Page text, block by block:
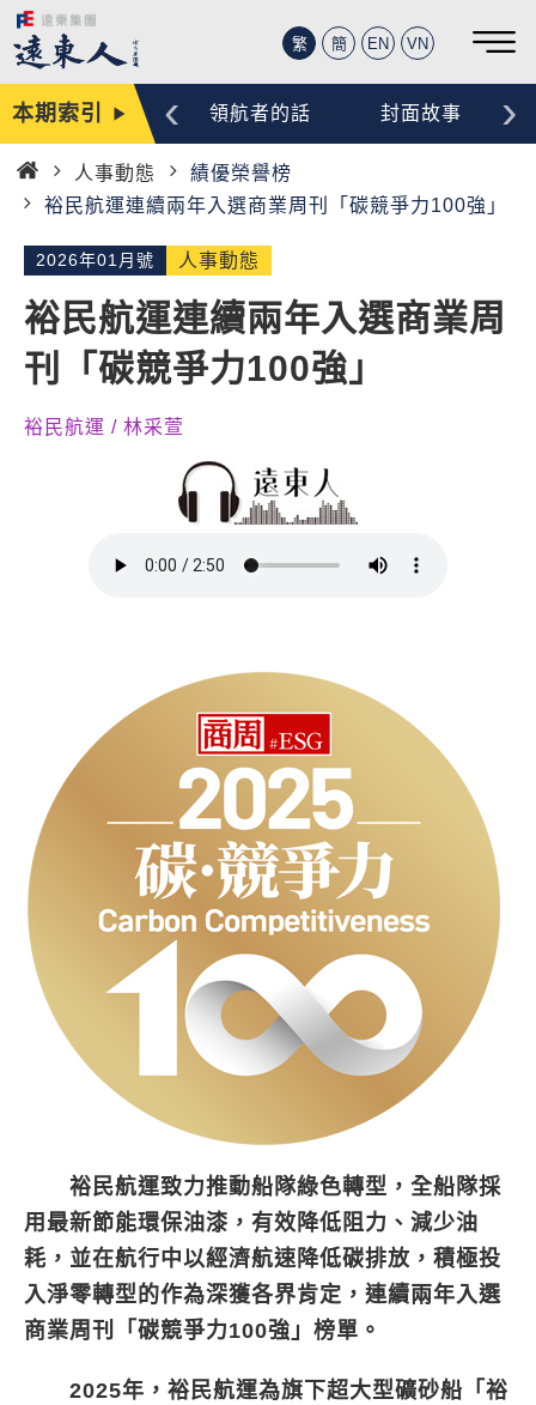
繁 簡 EN VN
本期索引編輯手記 領航者的話 封面故事
‹ ›
首
人事動態
績優榮譽榜
裕民航運連續兩年入選商業周刊「碳競爭力100強」
2026年01月號 人事動態
裕民航運連續兩年入選商業周
刊「碳競爭力100強」
裕民航運 / 林采萱
裕民航運致力推動船隊綠色轉型，全船隊採
用最新節能環保油漆，有效降低阻力、減少油
耗，並在航行中以經濟航速降低碳排放，積極投
入淨零轉型的作為深獲各界肯定，連續兩年入選
商業周刊「碳競爭力100強」榜單。
2025年，裕民航運為旗下超大型礦砂船「裕